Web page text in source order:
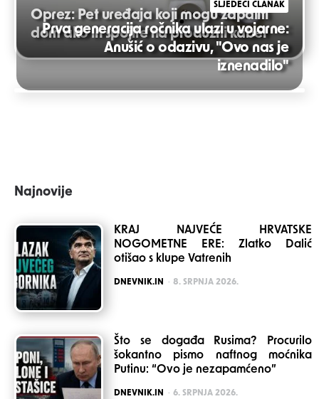
Oprez: Pet uređaja koji mogu zapaliti
dom ako ih spojite na produžni kabel
SLJEDEĆI ČLANAK
Prva generacija ročnika ulazi u vojarne:
Anušić o odazivu, "Ovo nas je
iznenadilo"
Najnovije
KRAJ NAJVEĆE HRVATSKE
NOGOMETNE ERE: Zlatko Dalić
otišao s klupe Vatrenih
POSTED
DNEVNIK.IN 8. SRPNJA 2026.
Što se događa Rusima? Procurilo
šokantno pismo naftnog moćnika
Putinu: “Ovo je nezapamćeno”
POSTED
DNEVNIK.IN 6. SRPNJA 2026.